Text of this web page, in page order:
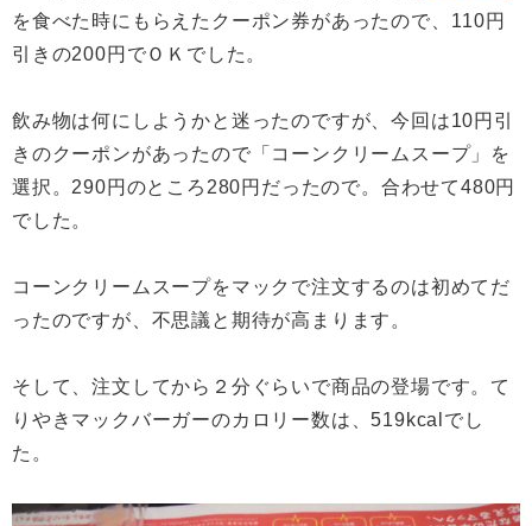
を食べた時にもらえたクーポン券があったので、110円
引きの200円でＯＫでした。
飲み物は何にしようかと迷ったのですが、今回は10円引
きのクーポンがあったので「コーンクリームスープ」を
選択。290円のところ280円だったので。合わせて480円
でした。
コーンクリームスープをマックで注文するのは初めてだ
ったのですが、不思議と期待が高まります。
そして、注文してから２分ぐらいで商品の登場です。て
りやきマックバーガーのカロリー数は、519kcalでし
た。